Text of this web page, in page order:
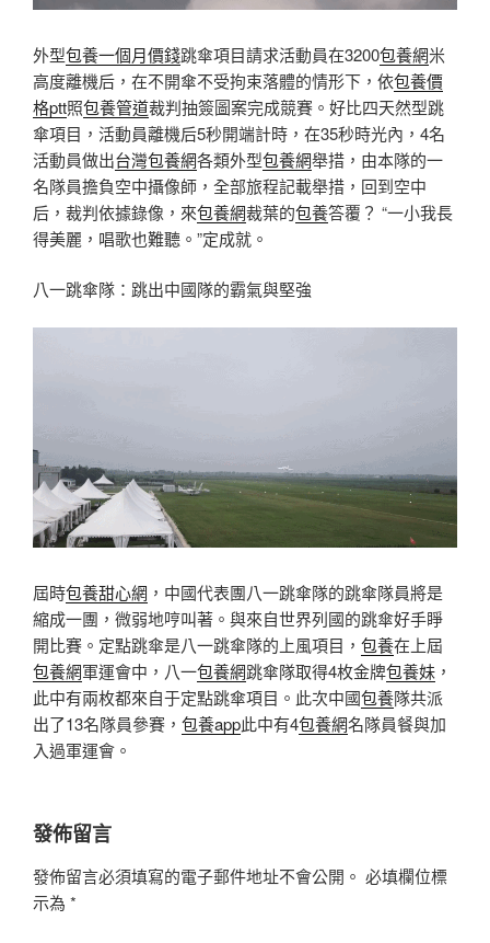
外型包養一個月價錢跳傘項目請求活動員在3200包養網米
高度離機后，在不開傘不受拘束落體的情形下，依包養價
格ptt照包養管道裁判抽簽圖案完成競賽。好比四天然型跳
傘項目，活動員離機后5秒開端計時，在35秒時光內，4名
活動員做出台灣包養網各類外型包養網舉措，由本隊的一
名隊員擔負空中攝像師，全部旅程記載舉措，回到空中
后，裁判依據錄像，來包養網裁葉的包養答覆？ “一小我長
得美麗，唱歌也難聽。”定成就。
八一跳傘隊：跳出中國隊的霸氣與堅強
屆時包養甜心網 ，中國代表團八一跳傘隊的跳傘隊員將是
縮成一團，微弱地哼叫著。與來自世界列國的跳傘好手睜
開比賽。定點跳傘是八一跳傘隊的上風項目， 包養在上屆
包養網軍運會中，八一包養網跳傘隊取得4枚金牌包養妹 ，
此中有兩枚都來自于定點跳傘項目。此次中國包養隊共派
出了13名隊員參賽， 包養app此中有4包養網名隊員餐與加
入過軍運會。
發佈留言
發佈留言必須填寫的電子郵件地址不會公開。 必填欄位標
示為 *